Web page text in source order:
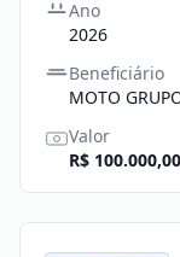
Ano
2026
Beneficiário
MOTO
Valor
R$ 100.000,00